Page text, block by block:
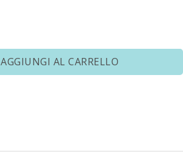
AGGIUNGI AL CARRELLO